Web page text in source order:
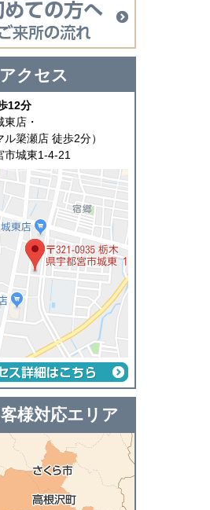
アクセス
12分
東店・
簗瀬店 徒歩2分）
市城東1-4-21
様対応エリア